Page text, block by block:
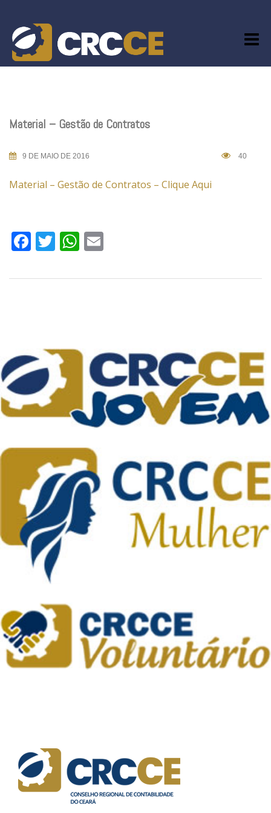
content
Material – Gestão de Contratos
9 DE MAIO DE 2016 40
Material – Gestão de Contratos – Clique Aqui
Facebook
TwitterWhatsApp